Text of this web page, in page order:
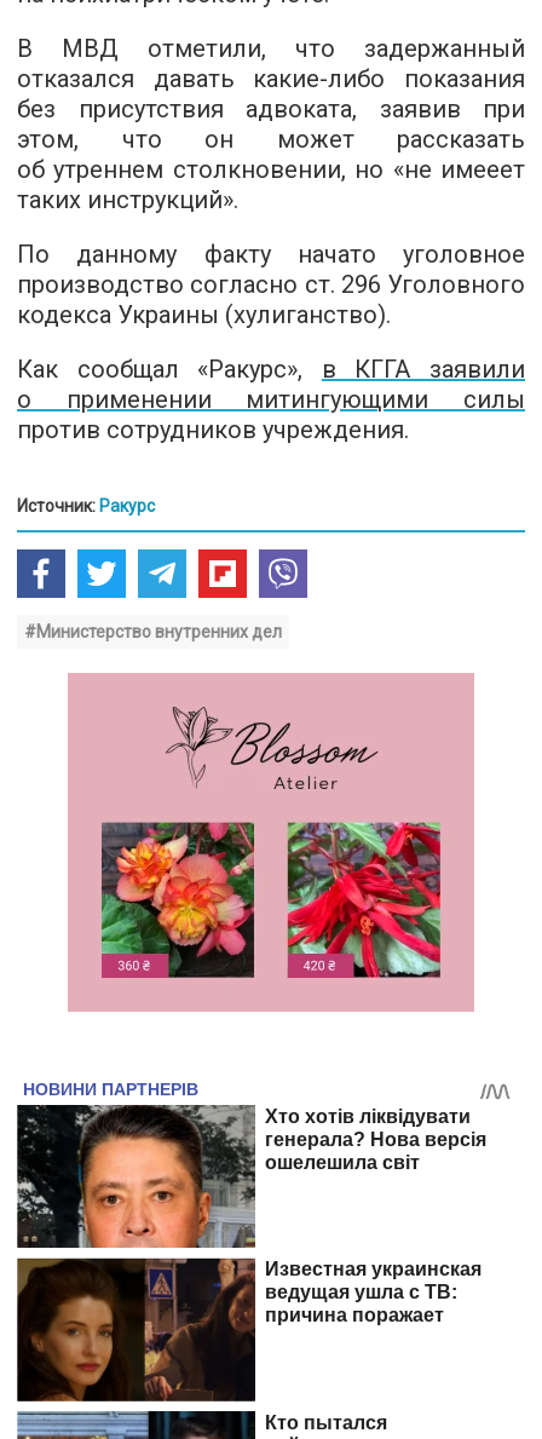
В МВД отметили, что задержанный
отказался давать какие-либо показания
без присутствия адвоката, заявив при
этом, что он может рассказать
об утреннем столкновении, но «не имееет
таких инструкций».
По данному факту начато уголовное
производство согласно ст. 296 Уголовного
кодекса Украины (хулиганство).
Как сообщал «Ракурс», в КГГА заявили
о применении митингующими силы
против сотрудников учреждения.
Источник: Ракурс
#Министерство внутренних дел